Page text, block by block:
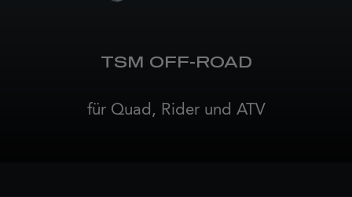
TSM OFF-ROAD
für Quad, Rider und ATV